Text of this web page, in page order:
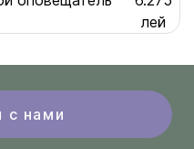
лей
с нами